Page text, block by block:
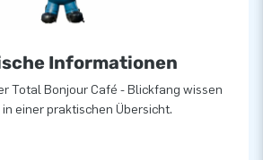
Informationen
Total Bonjour Café - Blickfang wissen
einer praktischen Übersicht.